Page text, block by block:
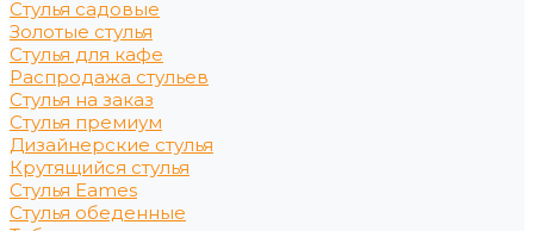
Стулья садовые
Золотые стулья
Стулья для кафе
Распродажа стульев
Стулья на заказ
Стулья премиум
Дизайнерские стулья
Крутящийся стулья
Стулья Eames
Стулья обеденные